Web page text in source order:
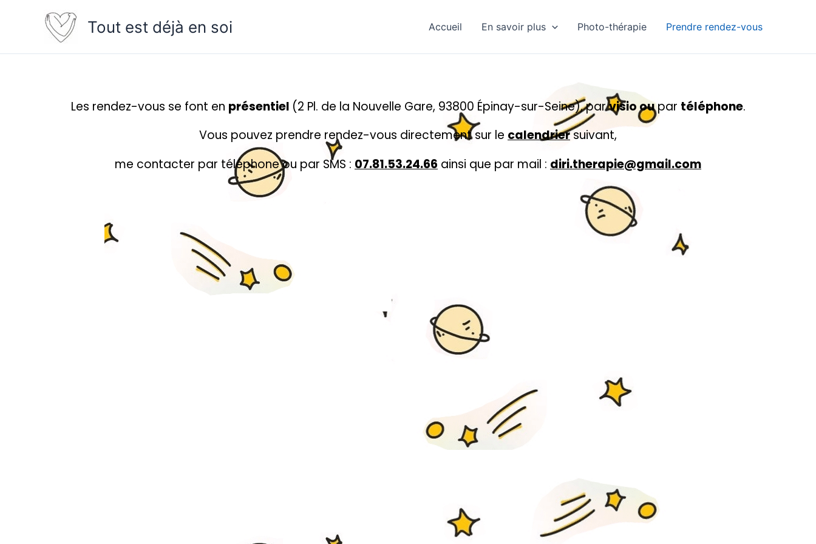
Tout est déjà en soi Accueil En savoir plus Photo-thérapie Prendre rendez-vous
Les rendez-vous se font en présentiel (2 Pl. de la Nouvelle Gare, 93800 Épinay-sur-Seine), parvisio oupar téléphone.
Vous pouvez prendre rendez-vous directement sur le calendriersuivant,
me contacter par téléphone ou par SMS : 07.81.53.24.66 ainsi que par mail : diri.therapie@gmail.com